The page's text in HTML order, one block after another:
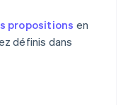
propositions en
définis dans